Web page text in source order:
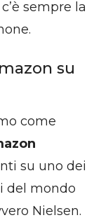
sempre la
su
come
su uno dei
del mondo
Nielsen.